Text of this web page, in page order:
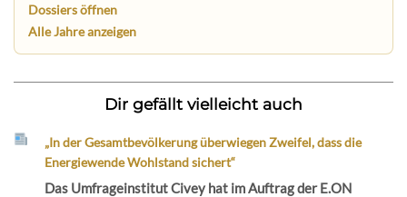
Dossiers öffnen
Alle Jahre anzeigen
Dir gefällt vielleicht auch
„In der Gesamtbevölkerung überwiegen Zweifel, dass die
Energiewende Wohlstand sichert“
Das Umfrageinstitut Civey hat im Auftrag der E.ON